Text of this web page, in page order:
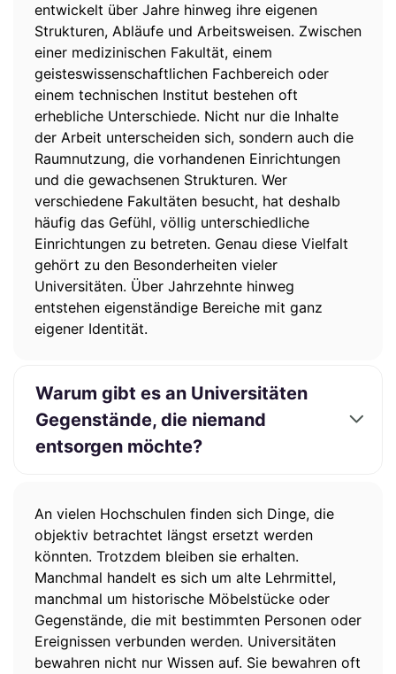
entwickelt über Jahre hinweg ihre eigenen
Strukturen, Abläufe und Arbeitsweisen. Zwischen
einer medizinischen Fakultät, einem
geisteswissenschaftlichen Fachbereich oder
einem technischen Institut bestehen oft
erhebliche Unterschiede. Nicht nur die Inhalte
der Arbeit unterscheiden sich, sondern auch die
Raumnutzung, die vorhandenen Einrichtungen
und die gewachsenen Strukturen. Wer
verschiedene Fakultäten besucht, hat deshalb
häufig das Gefühl, völlig unterschiedliche
Einrichtungen zu betreten. Genau diese Vielfalt
gehört zu den Besonderheiten vieler
Universitäten. Über Jahrzehnte hinweg
entstehen eigenständige Bereiche mit ganz
eigener Identität.
Warum gibt es an Universitäten
Gegenstände, die niemand
entsorgen möchte?
An vielen Hochschulen finden sich Dinge, die
objektiv betrachtet längst ersetzt werden
könnten. Trotzdem bleiben sie erhalten.
Manchmal handelt es sich um alte Lehrmittel,
manchmal um historische Möbelstücke oder
Gegenstände, die mit bestimmten Personen oder
Ereignissen verbunden werden. Universitäten
bewahren nicht nur Wissen auf. Sie bewahren oft